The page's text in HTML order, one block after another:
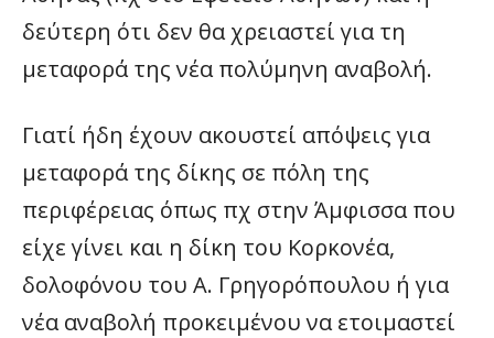
δεύτερη ότι δεν θα χρειαστεί για τη
μεταφορά της νέα πολύμηνη αναβολή.
Γιατί ήδη έχουν ακουστεί απόψεις για
μεταφορά της δίκης σε πόλη της
περιφέρειας όπως πχ στην Άμφισσα που
είχε γίνει και η δίκη του Κορκονέα,
δολοφόνου του Α. Γρηγορόπουλου ή για
νέα αναβολή προκειμένου να ετοιμαστεί